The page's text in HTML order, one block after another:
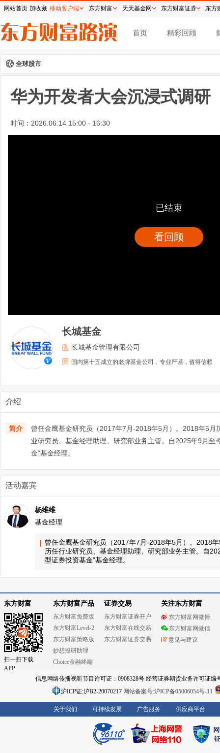
首页 精彩回顾
全球股市
华为开发者大会沉浸式调研
时间： 2026.06.14 15:00 - 16:30
已结束
看回顾
长城基金
长城基金管理有限公司
国内第十五成立的老牌基金公司，专业严谨，值得信赖
介绍
简介
曾任金鹰基金研究员（2017年7月-2018年5月）。2018年5月
业研究员、基金经理助理、研究部业务主管。自2025年9月至
金”基金经理。
活动嘉宾
杨维维
基金经理
曾任金鹰基金研究员（2017年7月-2018年5月）。2018
历任行业研究员、基金经理助理、研究部业务主管。自
型证券投资基金”基金经理。
东方财富
扫一扫下载
APP
东方财富产品
东方财富免费版
东方财富Level-2
东方财富策略版
妙想投研助理
Choice金融终端
证券交易
东方财富证券开户
东方财富在线交易
东方财富证券交易
关注东方财富
东方财富网微博
东方财富网微信
意见与建议
信息网络传播视听节目许可证：0908328号 经营证券期货业务许可证编
沪ICP证:沪B2-20070217 网站备案号:沪ICP备05006054号-11
关于我们 可持续发展 广告服务 供应商平台
网站首页 加收藏 移动客户端 东方财富 天天基金网 东方财富证券 东方